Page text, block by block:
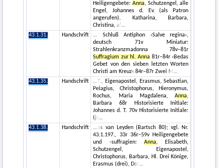
Heiligengebete: Anna, Schutzengel, alle
Engel, Johannes d. Ev. (als Patron
angerufen), Katharina, Barbara,
Christina, al
43.1.31.
Handschrift
Schluß Antiphon ›Salve regina‹,
deutsch 71v Miniatur:
Strahlenkranzmadonna 78v–81r
Suffragium zur hl. Anna 81r–84r ›Bedas
Gebet von den sieben letzten Worten
Christi am Kreuz‹ 84r–87r Zwei M
43.1.35.
Handschrift
T., Eigenapostel, Erasmus, Sebastian,
Pelagius, Christophorus, Hieronymus,
Rochus, Maria Magdalena,Anna,
Barbara 68r Historisierte Initiale:
Johannes d. T. 70v Historisierte Initiale:
Ijo
43.1.38.
Handschrift
as van Leyden (Bartsch 80); vgl. Nr.
43.1.197., 33r 36r–59v Heiligengebete
und -suffragien: Anna, Elisabeth,
Schutzengel, Eigenapostel,
Christophorus, Barbara, Hl. Drei Könige,
Erasmus (drei), Dor